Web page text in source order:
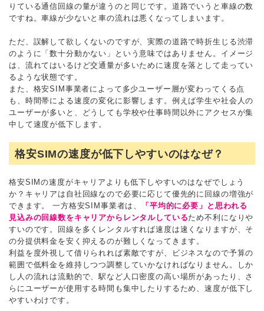
りている通信回線の量が違うのと同じです。道路でいうと車線の数
ですね。車線が少ないと車の流れは悪くなってしまいます。
ただ、誤解して欲しくないのですが、実際の道路で時折生じる渋滞
のように「数十分動かない」という意味ではありません。イメージ
は、流れてはいるけど交通量が多いために速度を落として走ってい
るような状態です。
また、格安SIM事業者によって多少ユーザー層が変わってくる点
も、時間帯による速度の変化に影響します。例えば学生や社会人の
ユーザーが多いと、どうしても学校や仕事時間以外にアクセスが集
中して速度が低下します。
格安SIMの速度が低下しやすいのはなぜ？
格安SIMの速度がキャリアよりも低下しやすいのはなぜでしょう
か？キャリアは自社回線なので必要に応じて優先的に回線の増強が
できます。 一方格安SIM事業者は、
「平均的に必要」と思われる
見込みの回線数をキャリアからレンタルしているため不利になりや
すいのです。回線を多くレンタルすれば速度は速くなりますが、そ
の分提供料金を安く抑えるのが難しくなってきます。
利益を度外視して借りられれば素敵ですが、ビジネスなので予算の
範囲で低料金を維持しつつ調整していかなければなりません。しか
し人の流れは流動的で、駅など人口密度の高い場所があったり、さ
らにユーザーが使用する時間も集中したりするため、速度が低下し
やすいわけです。